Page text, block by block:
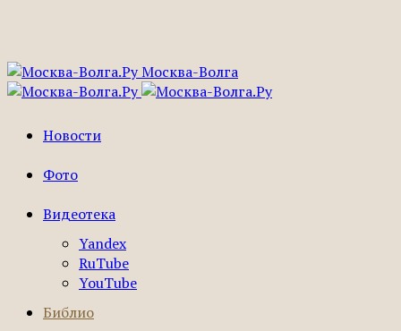
Москва-Волга
Новости
Фото
Видеотека
Yandex
RuTube
YouTube
Библио